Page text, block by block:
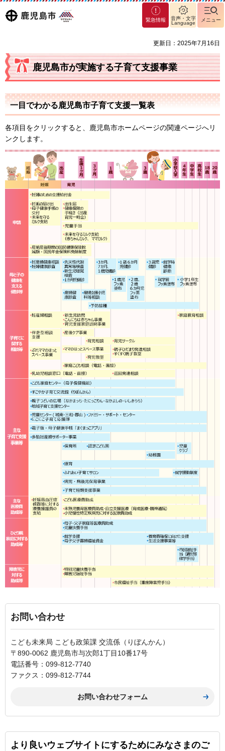
鹿児島
マグ
マシ
島市
緊急情報
音声・文字
Language
メニュー
更新日：2025年7月16日
鹿児島市が実施する子育て支援事業
一目でわかる鹿児島市子育て支援一覧表
各項目をクリックすると、鹿児島市ホームページの関連ページへリ
ンクします。
お問い合わせ
こども未来局 こども政策課 交流係（りぼんかん）
〒890-0062 鹿児島市与次郎1丁目10番17号
電話番号：099-812-7740
ファクス：099-812-7744
より良いウェブサイトにするためにみなさまのご